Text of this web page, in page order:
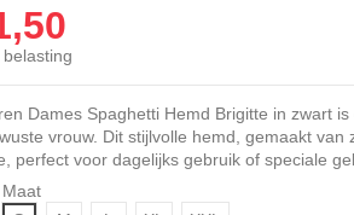
Dames Spaghetti Hemd Brigitte in zwart
vrouw. Dit stijlvolle hemd, gemaakt
perfect voor dagelijks gebruik of speciale
Maat